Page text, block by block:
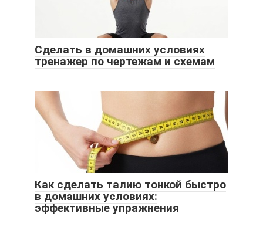
Сделать в домашних условиях
тренажер по чертежам и схемам
Как сделать талию тонкой быстро
в домашних условиях:
эффективные упражнения